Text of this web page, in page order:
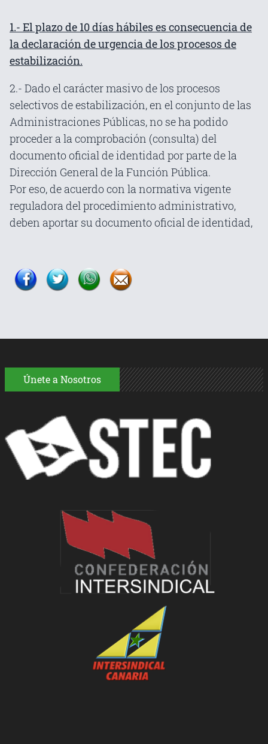
1.- El plazo de 10 días hábiles es consecuencia de
la declaración de urgencia de los procesos de
estabilización.
2.- Dado el carácter masivo de los procesos
selectivos de estabilización, en el conjunto de las
Administraciones Públicas, no se ha podido
proceder a la comprobación (consulta) del
documento oficial de identidad por parte de la
Dirección General de la Función Pública.
Por eso, de acuerdo con la normativa vigente
reguladora del procedimiento administrativo,
deben aportar su documento oficial de identidad,
Únete a Nosotros